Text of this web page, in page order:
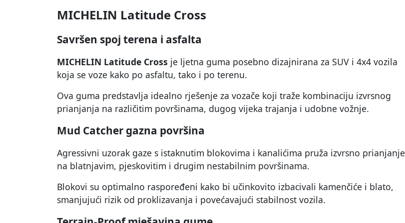
MICHELIN Latitude Cross
Savršen spoj terena i asfalta
MICHELIN Latitude Cross je ljetna guma posebno dizajnirana za SUV i 4x4 vozila
koja se voze kako po asfaltu, tako i po terenu.
Ova guma predstavlja idealno rješenje za vozače koji traže kombinaciju izvrsnog
prianjanja na različitim površinama, dugog vijeka trajanja i udobne vožnje.
Mud Catcher gazna površina
Agressivni uzorak gaze s istaknutim blokovima i kanalićima pruža izvrsno prianjanje
na blatnjavim, pjeskovitim i drugim nestabilnim površinama.
Blokovi su optimalno raspoređeni kako bi učinkovito izbacivali kamenčiće i blato,
smanjujući rizik od proklizavanja i povećavajući stabilnost vozila.